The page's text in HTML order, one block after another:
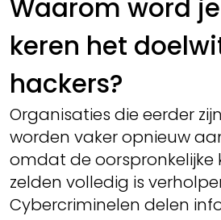
Waarom word
keren het
hackers?
Organisaties die eerder
worden vaker opnieuw
omdat de oorspronkelijke
zelden volledig is
Cybercriminelen delen